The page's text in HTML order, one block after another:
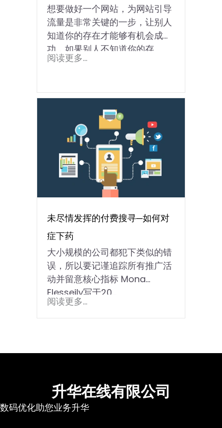
想要做好一个网站，为网站引导
流量是非常关键的一步，让别人
知道你的存在才能够有机会成
功，如果别人不知道你的存
在，...
阅读更多...
未尽情发挥的付费搜寻─如何对
症下药￼￼
大小规模的公司都犯下类似的错
误，所以要记谨追踪所有推广活
动并留意核心指标 Mona
Elesseily写于20...
阅读更多...
升华在线有限公司
数码优化助您业务升华